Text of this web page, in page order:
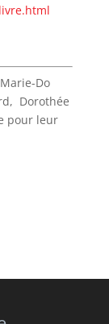
Do
Dorothée
pour leur